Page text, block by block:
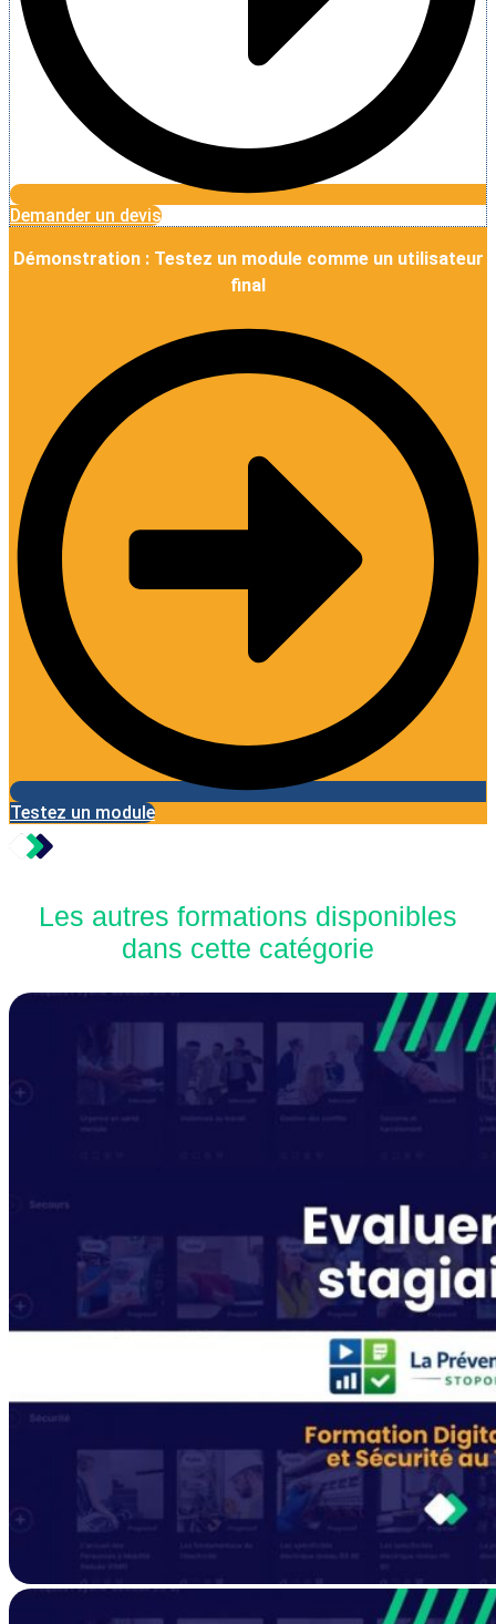
Demander un devis
Démonstration : Testez un module comme un utilisateur
final
Testez un module
Les autres formations disponibles
dans cette catégorie